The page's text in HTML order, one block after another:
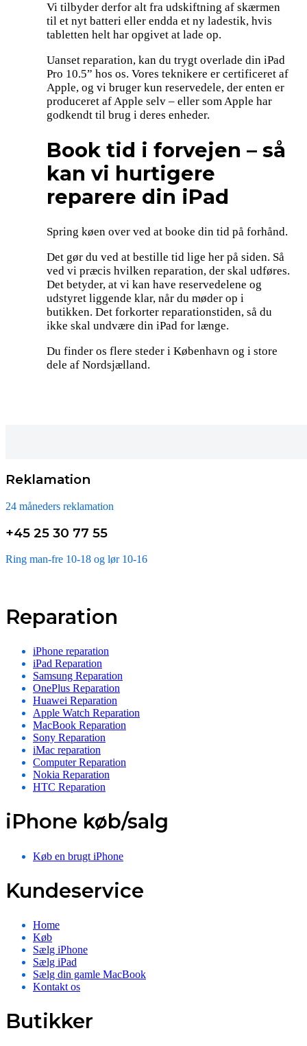
Vi tilbyder derfor alt fra udskiftning af skærmen
til et nyt batteri eller endda et ny ladestik, hvis
tabletten helt har opgivet at lade op.
Uanset reparation, kan du trygt overlade din iPad
Pro 10.5” hos os. Vores teknikere er certificeret af
Apple, og vi bruger kun reservedele, der enten er
produceret af Apple selv – eller som Apple har
godkendt til brug i deres enheder.
Book tid i forvejen – så
kan vi hurtigere
reparere din iPad
Spring køen over ved at booke din tid på forhånd.
Det gør du ved at bestille tid lige her på siden. Så
ved vi præcis hvilken reparation, der skal udføres.
Det betyder, at vi kan have reservedelene og
udstyret liggende klar, når du møder op i
butikken. Det forkorter reparationstiden, så du
ikke skal undvære din iPad for længe.
Du finder os flere steder i København og i store
dele af Nordsjælland.
Reklamation
24 måneders reklamation
+45 25 30 77 55
Ring man-fre 10-18 og lør 10-16
Reparation
iPhone reparation
iPad Reparation
Samsung Reparation
OnePlus Reparation
Huawei Reparation
Apple Watch Reparation
MacBook Reparation
Sony Reparation
iMac reparation
Computer Reparation
Nokia Reparation
HTC Reparation
iPhone køb/salg
Køb en brugt iPhone
Kundeservice
Home
Køb
Sælg iPhone
Sælg iPad
Sælg din gamle MacBook
Kontakt os
Butikker